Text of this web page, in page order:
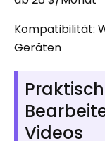
Kompatibilität:
Geräten
Videos